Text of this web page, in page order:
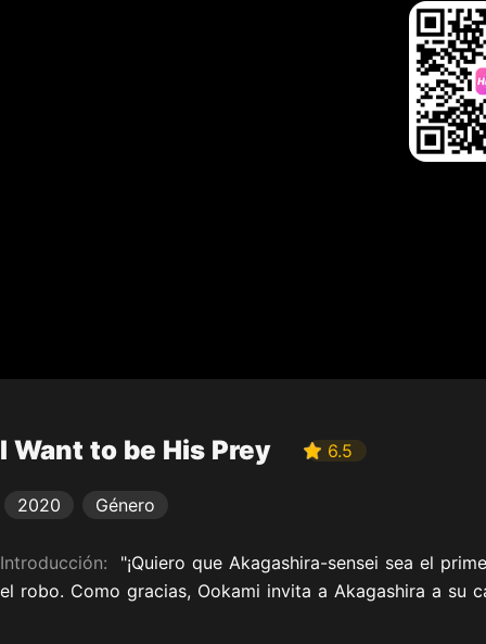
I Want to be His Prey 6.5
2020 Género
Introducción: "¡Quiero que Akagashira-sensei sea el
el robo. Como gracias, Ookami invita a Akagashira a su